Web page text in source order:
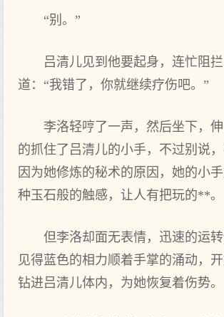
“别。”
吕清儿见到他要起身，连忙阻
道：“我错了，你就继续疗伤吧。”
李洛轻哼了一声，然后坐下，
的抓住了吕清儿的小手，不过别说
因为她修炼的秘术的原因，她的小
种玉石般的触感，让人有把玩的**。
但李洛却面无表情，迅速的运
见得蓝色的相力顺着手掌的涌动，
钻进吕清儿体内，为她恢复着伤势。